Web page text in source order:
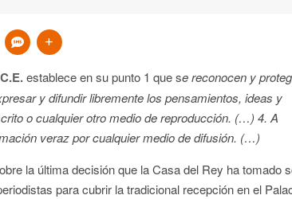
establece en su punto 1 que se reconocen y
y difundir libremente los pensamientos, ideas y
o cualquier otro medio de reproducción. (…) 4. A
veraz por cualquier medio de difusión. (…)
la última decisión que la Casa del Rey ha tomado
para cubrir la tradicional recepción en el